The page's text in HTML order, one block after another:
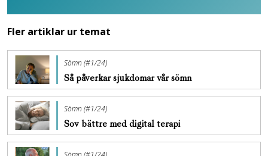
Fler artiklar ur temat
Sömn (#1/24)
Så påverkar sjukdomar vår sömn
Sömn (#1/24)
Sov bättre med digital terapi